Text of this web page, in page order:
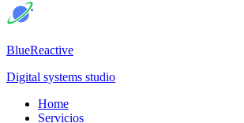
BlueReactive
Digital systems studio
Home
Servicios